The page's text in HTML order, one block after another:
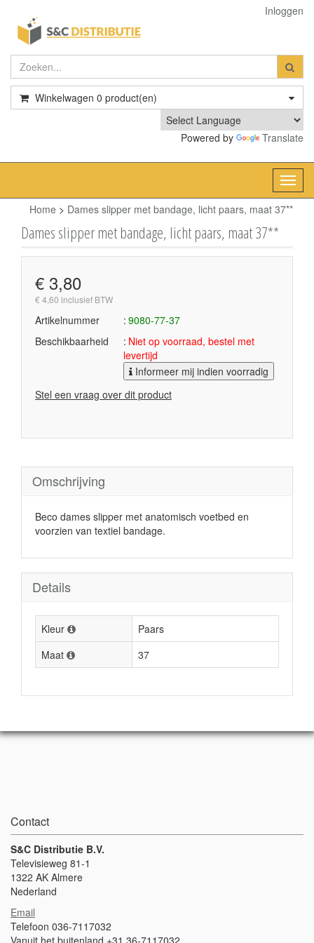
Inloggen
Winkelwagen 0 product(en)
Powered by Translate
Home > Dames slipper met bandage, licht paars, maat 37**
Dames slipper met bandage, licht paars, maat 37**
€ 3,80
€ 4,60 inclusief BTW
Artikelnummer
9080-77-37
Beschikbaarheid
Niet op voorraad, bestel met
levertijd
Informeer mij indien voorradig
Stel een vraag over dit product
Omschrijving
Beco dames slipper met anatomisch voetbed en
voorzien van textiel bandage.
Details
Kleur
Paars
Maat
37
Contact
S&C Distributie B.V.
Televisieweg 81-1
1322 AK Almere
Nederland
Email
Telefoon 036-7117032
Vanuit het buitenland +31 36-7117032